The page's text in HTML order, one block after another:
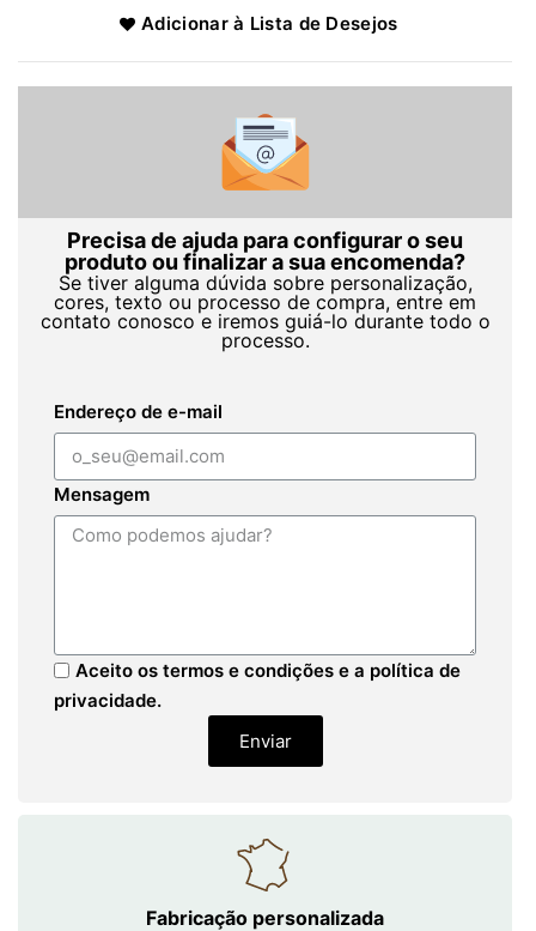
Adicionar à Lista de Desejos
Precisa de ajuda para configurar o seu
produto ou finalizar a sua encomenda?
Se tiver alguma dúvida sobre personalização,
cores, texto ou processo de compra, entre em
contato conosco e iremos guiá-lo durante todo o
processo.
Endereço de e-mail
Mensagem
Aceito os termos e condições e a política de
privacidade.
Enviar
Fabricação personalizada